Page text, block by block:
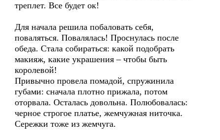
треплет. Все будет ок!
Для начала решила побаловать себя,
поваляться. Повалялась! Проснулась после
обеда. Стала собираться: какой подобрать
макияж, какие украшения – чтобы быть
королевой!
Привычно провела помадой, спружинила
губами: сначала плотно прижала, потом
оторвала. Осталась довольна. Полюбовалась:
черное строгое платье, жемчужная ниточка.
Сережки тоже из жемчуга.